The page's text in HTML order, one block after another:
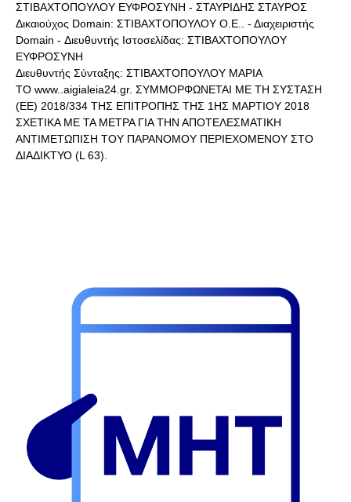
ΣΤΙΒΑΧΤΟΠΟΥΛΟΥ ΕΥΦΡΟΣΥΝΗ - ΣΤΑΥΡΙΔΗΣ ΣΤΑΥΡΟΣ
Δικαιούχος Domain: ΣΤΙΒΑΧΤΟΠΟΥΛΟΥ Ο.Ε.. - Διαχειριστής
Domain - Διευθυντής Ιστοσελίδας: ΣΤΙΒΑΧΤΟΠΟΥΛΟΥ
ΕΥΦΡΟΣΥΝΗ
Διευθυντής Σύνταξης: ΣΤΙΒΑΧΤΟΠΟΥΛΟΥ ΜΑΡΙΑ
ΤΟ www..aigialeia24.gr. ΣΥΜΜΟΡΦΩΝΕΤΑΙ ΜΕ ΤΗ ΣΥΣΤΑΣΗ
(ΕΕ) 2018/334 ΤΗΣ ΕΠΙΤΡΟΠΗΣ ΤΗΣ 1ΗΣ ΜΑΡΤΙΟΥ 2018
ΣΧΕΤΙΚΑ ΜΕ ΤΑ ΜΕΤΡΑ ΓΙΑ ΤΗΝ ΑΠΟΤΕΛΕΣΜΑΤΙΚΗ
ΑΝΤΙΜΕΤΩΠΙΣΗ ΤΟΥ ΠΑΡΑΝΟΜΟΥ ΠΕΡΙΕΧΟΜΕΝΟΥ ΣΤΟ
ΔΙΑΔΙΚΤΥΟ (L 63).